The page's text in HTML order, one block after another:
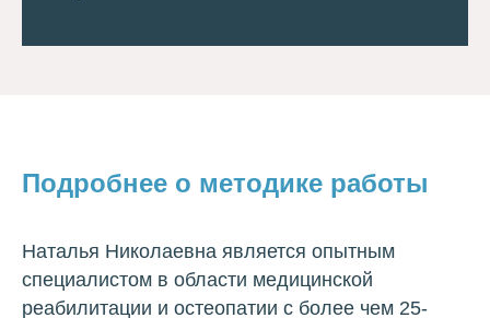
Подробнее о методике работы
Наталья Николаевна является опытным
специалистом в области медицинской
реабилитации и остеопатии с более чем 25-